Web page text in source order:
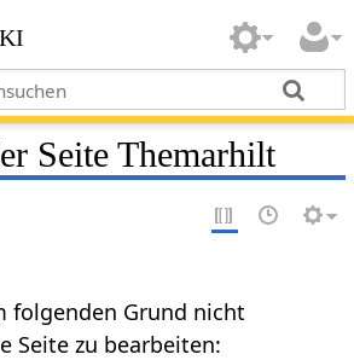
Seite Themarhilt
folgenden Grund nicht
Seite zu bearbeiten: